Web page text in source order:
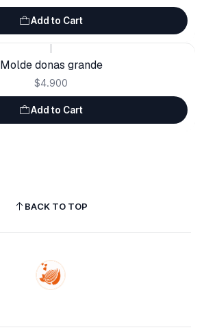
Add to Cart
Molde donas grande
$4.900
Add to Cart
BACK TO TOP